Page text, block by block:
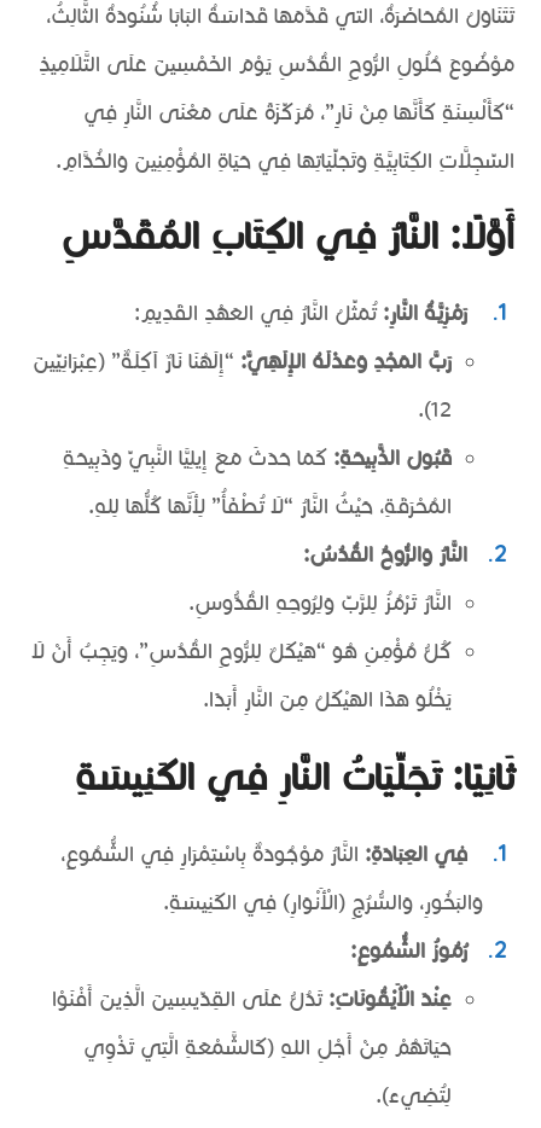
تَتَنَاوَلُ المُحَاضَرَةُ، التي قَدَّمَهَا قَدَاسَةُ البَابَا شُنُودَةُ الثَّالِثُ،
مَوْضُوعَ حُلُولِ الرُّوحِ القُدُسِ يَوْمَ الخَمْسِينَ عَلَى التَّلَامِيذِ
“كَأَلْسِنَةٍ كَأَنَّهَا مِنْ نَارٍ”، مُرَكِّزَةً عَلَى مَعْنَى النَّارِ فِي
السِّجِلَّاتِ الكِتَابِيَّةِ وَتَجَلِّيَاتِهَا فِي حَيَاةِ المُؤْمِنِينَ وَالخُدَّامِ.
أَوَّلًا: النَّارُ فِي الكِتَابِ المُقَدَّسِ
رَمْزِيَّةُ النَّارِ: تُمَثِّلُ النَّارُ فِي العَهْدِ القَدِيمِ:
رَبَّ المَجْدِ وَعَدْلَهُ الإِلَهِيَّ: “إِلَهُنَا نَارٌ آكِلَةٌ” (عِبْرَانِيِّينَ
12).
قَبُولَ الذَّبِيحَةِ: كَمَا حَدَثَ مَعَ إِيلِيَّا النَّبِيِّ وَذَبِيحَةِ
المُحْرَقَةِ، حَيْثُ النَّارُ “لَا تُطْفَأُ” لِأَنَّهَا كُلُّهَا لِلهِ.
النَّارُ وَالرُّوحُ القُدُسُ:
النَّارُ تَرْمُزُ لِلرَّبِّ وَلِرُوحِهِ القُدُّوسِ.
كُلُّ مُؤْمِنٍ هُوَ “هَيْكَلٌ لِلرُّوحِ القُدُسِ”، وَيَجِبُ أَنْ لَا
يَخْلُوَ هَذَا الهَيْكَلُ مِنَ النَّارِ أَبَدًا.
ثَانِيًا: تَجَلِّيَاتُ النَّارِ فِي الكَنِيسَةِ
فِي العِبَادَةِ: النَّارُ مَوْجُودَةٌ بِاسْتِمْرَارٍ فِي الشُّمُوعِ،
وَالبَخُورِ، وَالسُّرُجِ (الْأَنْوَارِ) فِي الكَنِيسَةِ.
رُمُوزُ الشُّمُوعِ:
عِنْدَ الْأَيْقُونَاتِ: تَدُلُّ عَلَى القِدِّيسِينَ الَّذِينَ أَفْنَوْا
حَيَاتَهُمْ مِنْ أَجْلِ اللهِ (كَالشَّمْعَةِ الَّتِي تَذْوِي
لِتُضِيءَ).